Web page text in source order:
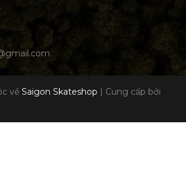
về Saigon Skateshop | Cung cấp bởi